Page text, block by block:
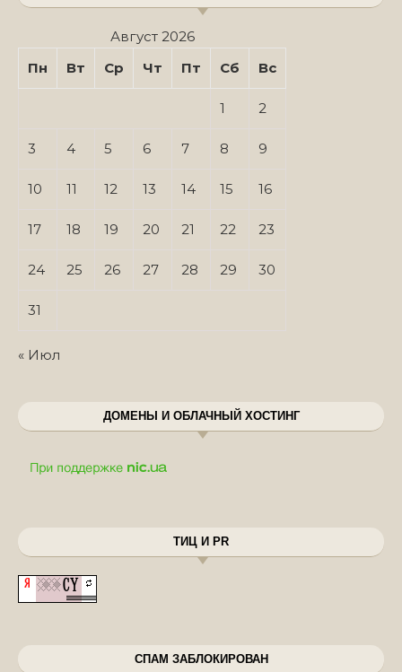
Август 2026
Пн
Вт Ср Чт Пт Сб Вс
1 2
3 4 5 6 7 8 9
10 11 12 13 14 15 16
17 18 19 20 21 22 23
24 25 26 27 28 29 30
31
« Июл
ДОМЕНЫ И ОБЛАЧНЫЙ ХОСТИНГ
ТИЦ И PR
СПАМ ЗАБЛОКИРОВАН